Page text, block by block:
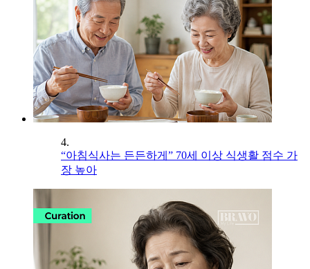
4.
“아침식사는 든든하게” 70세 이상 식생활 점수 가
장 높아